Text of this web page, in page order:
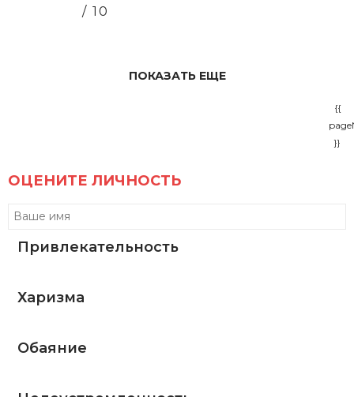
/ 10
ПОКАЗАТЬ ЕЩЕ
{{
}}
ОЦЕНИТЕ ЛИЧНОСТЬ
Привлекательность
Харизма
Обаяние